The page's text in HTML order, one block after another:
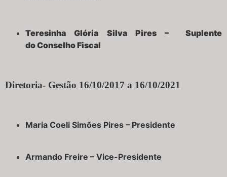
Teresinha Glória Silva Pires –
Suplente
doConselho Fiscal
Diretoria- Gestão 16/10/2017 a 16/10/2021
Maria Coeli Simões Pires – Presidente
Armando Freire – Vice-Presidente